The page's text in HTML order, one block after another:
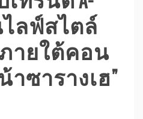
ไลฟ์สไตล์
ายใต้คอน
าซารางเฮ”